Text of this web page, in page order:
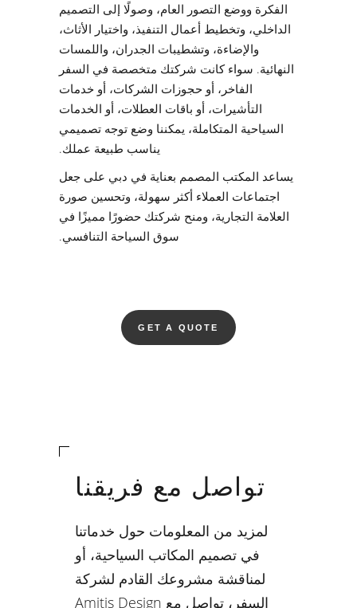
الفكرة ووضع التصور العام، وصولًا إلى التصميم
الداخلي، وتخطيط أعمال التنفيذ، واختيار الأثاث،
والإضاءة، وتشطيبات الجدران، واللمسات
النهائية. سواء كانت شركتك متخصصة في السفر
الفاخر، أو حجوزات الشركات، أو خدمات
التأشيرات، أو باقات العطلات، أو الخدمات
السياحية المتكاملة، يمكننا وضع توجه تصميمي
يناسب طبيعة عملك.
يساعد المكتب المصمم بعناية في دبي على جعل
اجتماعات العملاء أكثر سهولة، وتحسين صورة
العلامة التجارية، ومنح شركتك حضورًا مميزًا في
سوق السياحة التنافسي.
GET A QUOTE
تواصل مع فريقنا
لمزيد من المعلومات حول خدماتنا
في تصميم المكاتب السياحية، أو
لمناقشة مشروعك القادم لشركة
السفر، تواصل مع Amitis Design